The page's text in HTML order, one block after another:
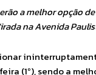
a melhor opção
na Avenida
(1º), sendo a